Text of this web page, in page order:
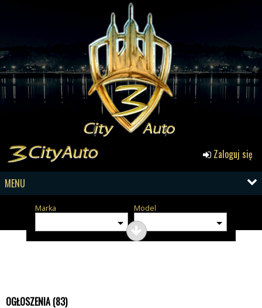
Zaloguj się
MENU
Marka Model
OGŁOSZENIA (83)